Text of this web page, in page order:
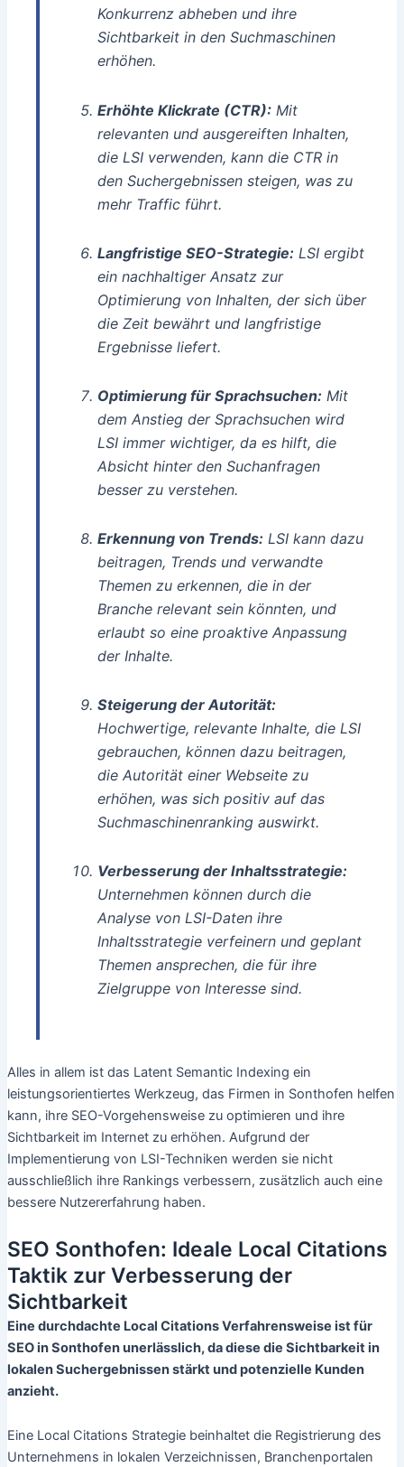
Konkurrenz abheben und ihre
Sichtbarkeit in den Suchmaschinen
erhöhen.
Erhöhte Klickrate (CTR): Mit
relevanten und ausgereiften Inhalten,
die LSI verwenden, kann die CTR in
den Suchergebnissen steigen, was zu
mehr Traffic führt.
Langfristige SEO-Strategie: LSI ergibt
ein nachhaltiger Ansatz zur
Optimierung von Inhalten, der sich über
die Zeit bewährt und langfristige
Ergebnisse liefert.
Optimierung für Sprachsuchen: Mit
dem Anstieg der Sprachsuchen wird
LSI immer wichtiger, da es hilft, die
Absicht hinter den Suchanfragen
besser zu verstehen.
Erkennung von Trends: LSI kann dazu
beitragen, Trends und verwandte
Themen zu erkennen, die in der
Branche relevant sein könnten, und
erlaubt so eine proaktive Anpassung
der Inhalte.
Steigerung der Autorität:
Hochwertige, relevante Inhalte, die LSI
gebrauchen, können dazu beitragen,
die Autorität einer Webseite zu
erhöhen, was sich positiv auf das
Suchmaschinenranking auswirkt.
Verbesserung der Inhaltsstrategie:
Unternehmen können durch die
Analyse von LSI-Daten ihre
Inhaltsstrategie verfeinern und geplant
Themen ansprechen, die für ihre
Zielgruppe von Interesse sind.
Alles in allem ist das Latent Semantic Indexing ein
leistungsorientiertes Werkzeug, das Firmen in Sonthofen helfen
kann, ihre SEO-Vorgehensweise zu optimieren und ihre
Sichtbarkeit im Internet zu erhöhen. Aufgrund der
Implementierung von LSI-Techniken werden sie nicht
ausschließlich ihre Rankings verbessern, zusätzlich auch eine
bessere Nutzererfahrung haben.
SEO Sonthofen: Ideale Local Citations
Taktik zur Verbesserung der
Sichtbarkeit
Eine durchdachte Local Citations Verfahrensweise ist für
SEO in Sonthofen unerlässlich, da diese die Sichtbarkeit in
lokalen Suchergebnissen stärkt und potenzielle Kunden
anzieht.
Eine Local Citations Strategie beinhaltet die Registrierung des
Unternehmens in lokalen Verzeichnissen, Branchenportalen